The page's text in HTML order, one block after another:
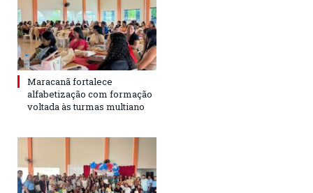
Maracanã fortalece
alfabetização com formação
voltada às turmas multiano